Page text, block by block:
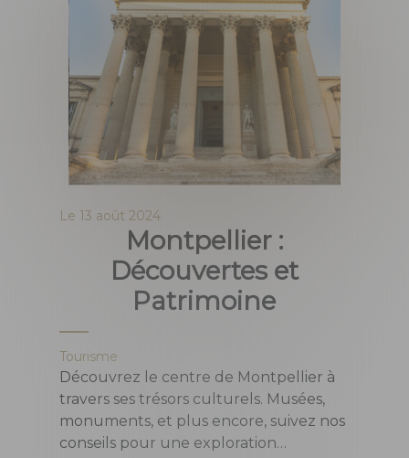
Le 13 août 2024
Montpellier :
Découvertes et
Patrimoine
Tourisme
Découvrez le centre de Montpellier à
travers ses trésors culturels. Musées,
monuments, et plus encore, suivez nos
conseils pour une exploration